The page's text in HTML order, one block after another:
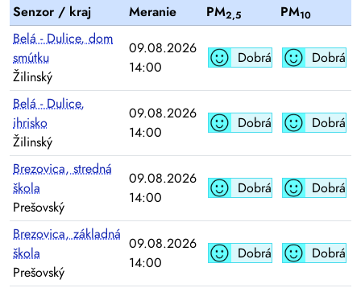
Senzor / kraj Meranie PM2,5 PM10
Belá - Dulice, dom
smútku
Žilinský
09.08.2026
14:00
Dobrá Dobrá
Belá - Dulice,
ihrisko
Žilinský
09.08.2026
14:00
Dobrá Dobrá
Brezovica, stredná
škola
Prešovský
09.08.2026
14:00
Dobrá Dobrá
Brezovica, základná
škola
Prešovský
09.08.2026
14:00
Dobrá Dobrá